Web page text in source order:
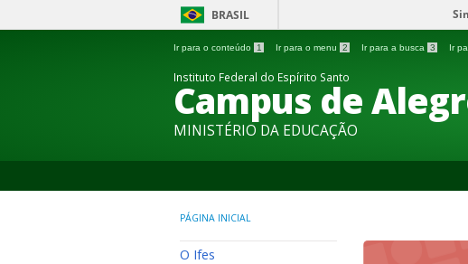
BRASIL
Ir para o conteúdo 1 Ir para o menu 2 Ir para a busca 3 Ir
Instituto Federal do Espírito Santo
Campus de
MINISTÉRIO DA EDUCAÇÃO
PÁGINA INICIAL
O Ifes